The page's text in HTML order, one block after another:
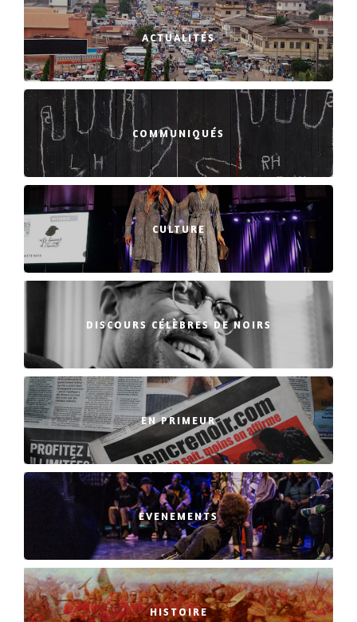
ACTUALITÉS
COMMUNIQUÉS
CULTURE
DISCOURS CÉLÈBRES DE NOIRS
EN PRIMEUR
EVENEMENTS
HISTOIRE